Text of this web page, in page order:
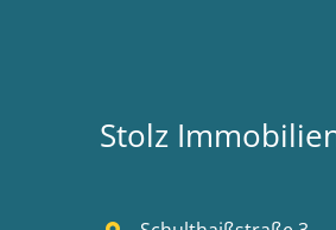
Stolz